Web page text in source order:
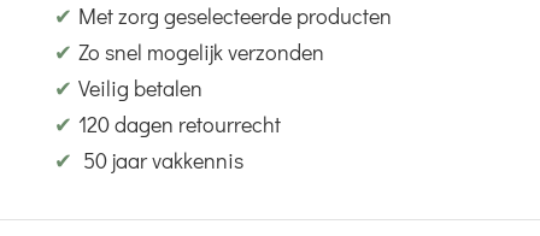
✔ Met zorg geselecteerde producten
✔ Zo snel mogelijk verzonden
✔ Veilig betalen
✔ 120 dagen retourrecht
✔ 50 jaar vakkennis